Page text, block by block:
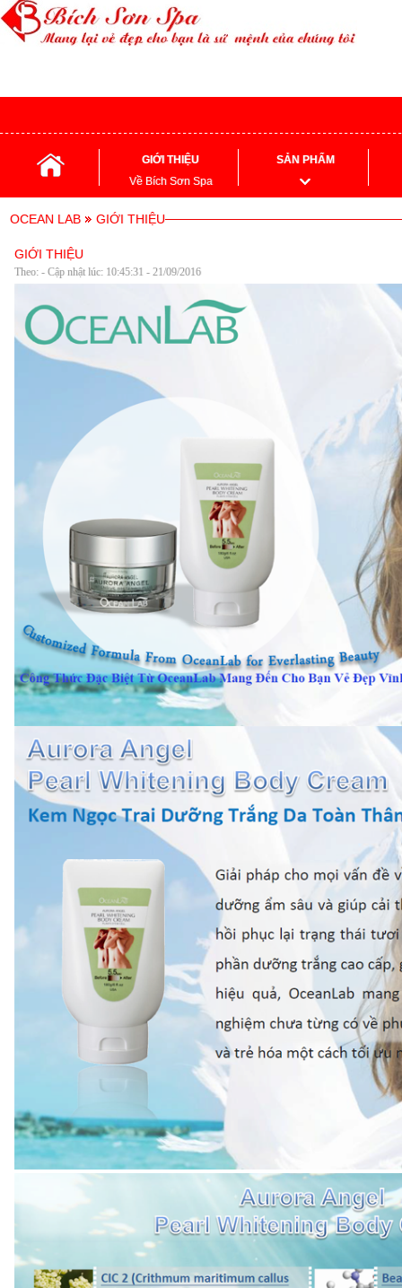
GIỚI THIỆU
Về Bích Sơn Spa
SẢN PHẨM
OCEAN LAB GIỚI THIỆU
GIỚI THIỆU
Theo: - Cập nhật lúc: 10:45:31 - 21/09/2016